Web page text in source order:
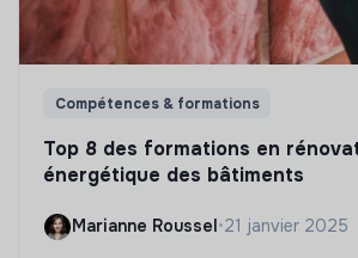
Compétences & formations
Top 8 des formations en
énergétique des bâtiments
Marianne Roussel•21 janvier 2025